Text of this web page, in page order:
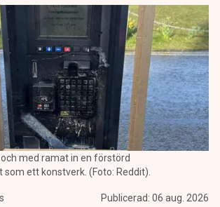
med ramat in en förstörd
ett konstverk. (Foto: Reddit).
Publicerad: 06 aug. 2026